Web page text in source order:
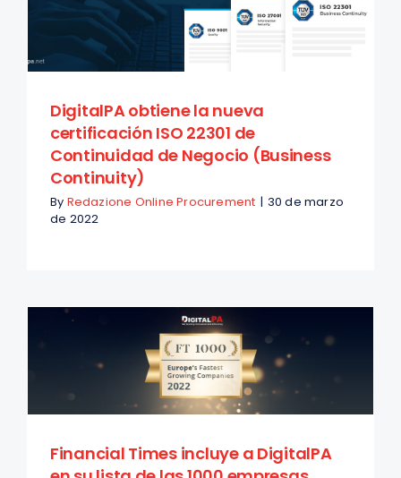
DigitalPA obtiene la nueva
certificación ISO 22301 de
Continuidad de Negocio (Business
Continuity)
By Redazione Online Procurement | 30 de marzo
de 2022
Financial Times incluye a DigitalPA